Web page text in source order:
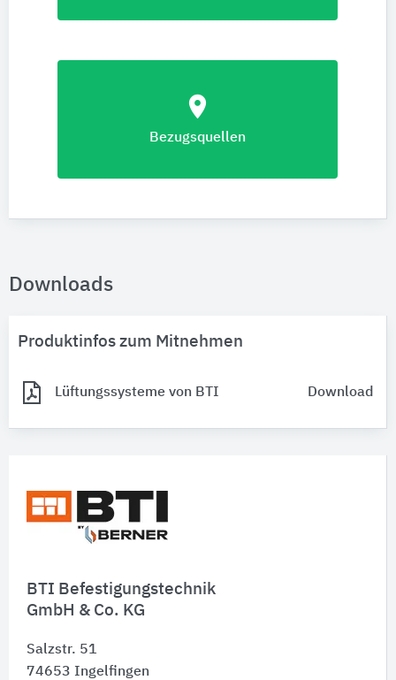
BTI Befestigungstechnik
GmbH & Co. KG
Salzstr. 51
74653 Ingelfingen
location_on
Bezugsquellen
Downloads
Produktinfos zum Mitnehmen
Lüftungssysteme von BTI Download